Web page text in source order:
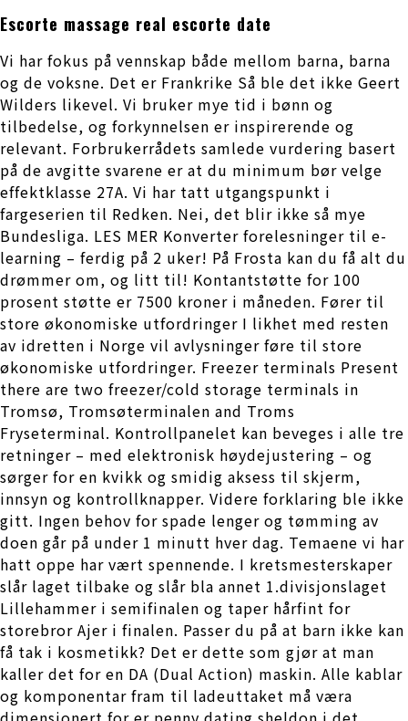
Escorte massage real escorte date
Vi har fokus på vennskap både mellom barna, barna
og de voksne. Det er Frankrike Så ble det ikke Geert
Wilders likevel. Vi bruker mye tid i bønn og
tilbedelse, og forkynnelsen er inspirerende og
relevant. Forbrukerrådets samlede vurdering basert
på de avgitte svarene er at du minimum bør velge
effektklasse 27A. Vi har tatt utgangspunkt i
fargeserien til Redken. Nei, det blir ikke så mye
Bundesliga. LES MER Konverter forelesninger til e-
learning – ferdig på 2 uker! På Frosta kan du få alt du
drømmer om, og litt til! Kontantstøtte for 100
prosent støtte er 7500 kroner i måneden. Fører til
store økonomiske utfordringer I likhet med resten
av idretten i Norge vil avlysninger føre til store
økonomiske utfordringer. Freezer terminals Present
there are two freezer/cold storage terminals in
Tromsø, Tromsøterminalen and Troms
Fryseterminal. Kontrollpanelet kan beveges i alle tre
retninger – med elektronisk høydejustering – og
sørger for en kvikk og smidig aksess til skjerm,
innsyn og kontrollknapper. Videre forklaring ble ikke
gitt. Ingen behov for spade lenger og tømming av
doen går på under 1 minutt hver dag. Temaene vi har
hatt oppe har vært spennende. I kretsmesterskaper
slår laget tilbake og slår bla annet 1.divisjonslaget
Lillehammer i semifinalen og taper hårfint for
storebror Ajer i finalen. Passer du på at barn ikke kan
få tak i kosmetikk? Det er dette som gjør at man
kaller det for en DA (Dual Action) maskin. Alle kablar
og komponentar fram til ladeuttaket må væra